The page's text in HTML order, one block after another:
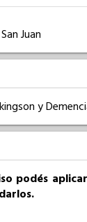
Juan
y
podés